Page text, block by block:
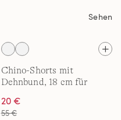
Sehen
Chino-Shorts mit
Dehnbund, 18 cm für
20 €
55 €